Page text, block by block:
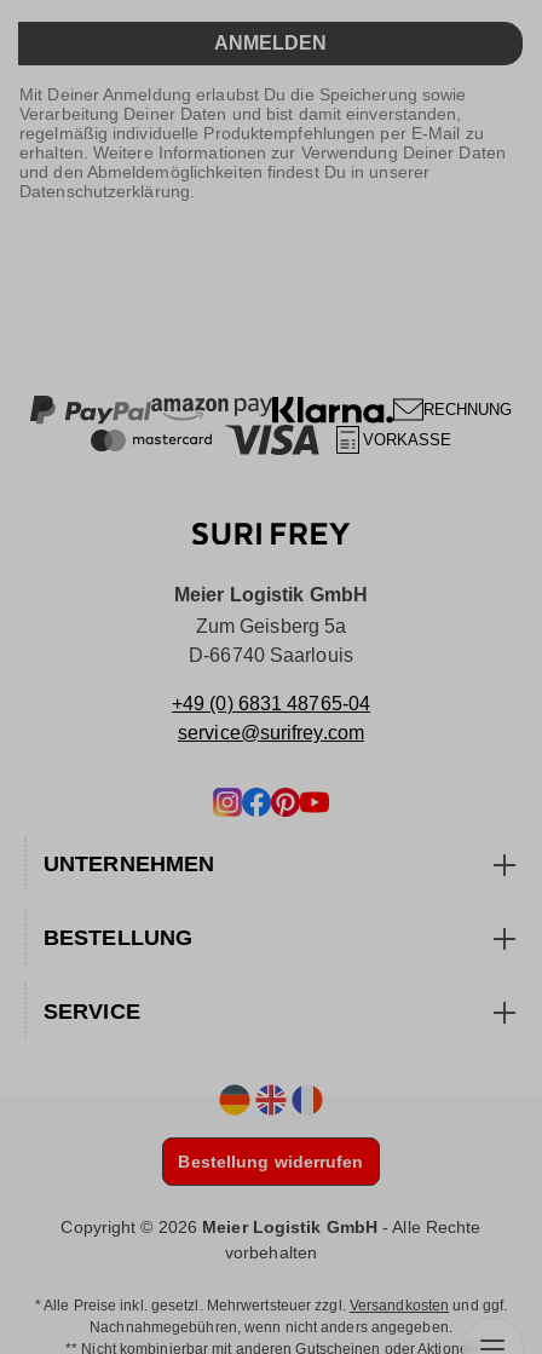
ANMELDEN
Mit Deiner Anmeldung erlaubst Du die Speicherung sowie
Verarbeitung Deiner Daten und bist damit einverstanden,
regelmäßig individuelle Produktempfehlungen per E-Mail zu
erhalten. Weitere Informationen zur Verwendung Deiner Daten
und den Abmeldemöglichkeiten findest Du in unserer
Datenschutzerklärung.
RECHNUNG
VORKASSE
Meier Logistik GmbH
Zum Geisberg 5a
D-66740 Saarlouis
+49 (0) 6831 48765-04
service@surifrey.com
UNTERNEHMEN
BESTELLUNG
SERVICE
Bestellung widerrufen
Copyright © 2026 Meier Logistik GmbH - Alle Rechte
vorbehalten
* Alle Preise inkl. gesetzl. Mehrwertsteuer zzgl. Versandkosten und ggf.
Nachnahmegebühren, wenn nicht anders angegeben.
** Nicht kombinierbar mit anderen Gutscheinen oder Aktionen